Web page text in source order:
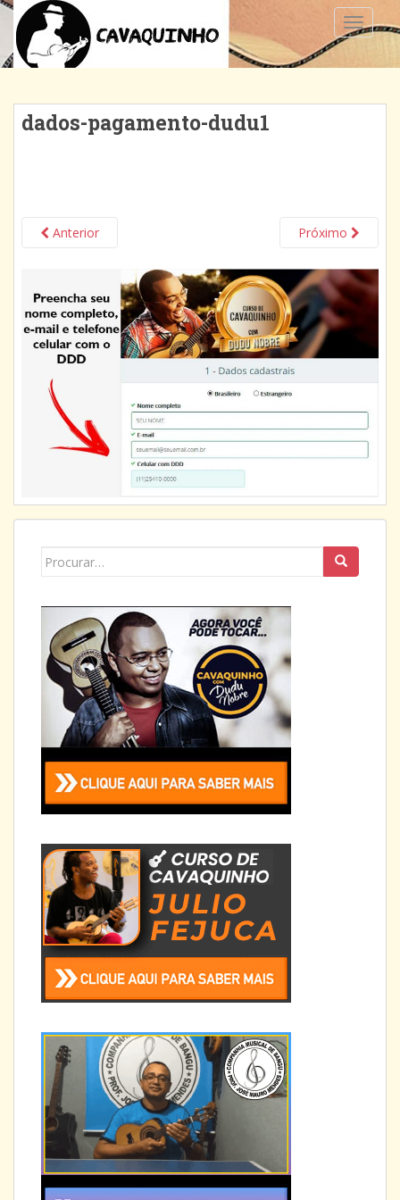
dados-pagamento-dudu1
Anterior Próximo
Search